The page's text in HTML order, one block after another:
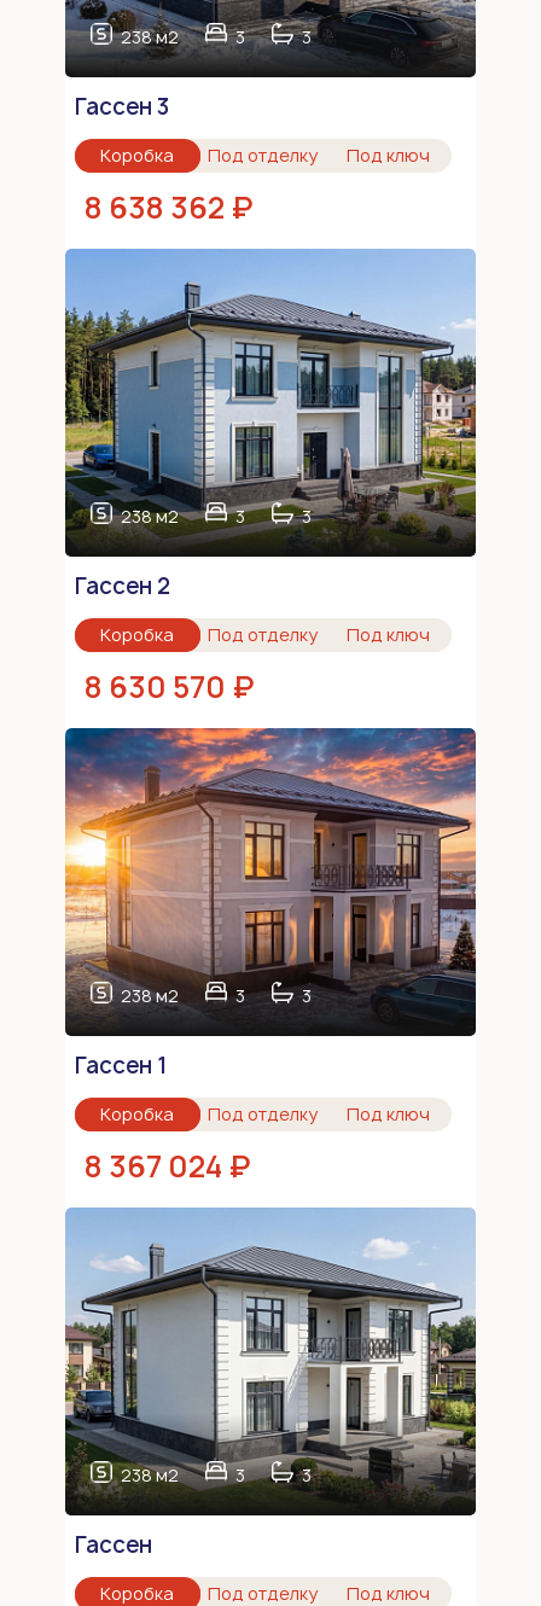
238 м2 3 3
Гассен 3
Коробка Под отделку Под ключ
8 638 362 ₽
238 м2 3 3
Гассен 2
Коробка Под отделку Под ключ
8 630 570 ₽
238 м2 3 3
Гассен 1
Коробка Под отделку Под ключ
8 367 024 ₽
238 м2 3 3
Гассен
Коробка Под отделку Под ключ